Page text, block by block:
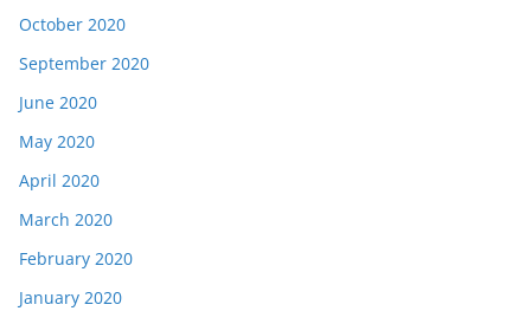
October 2020
September 2020
June 2020
May 2020
April 2020
March 2020
February 2020
January 2020